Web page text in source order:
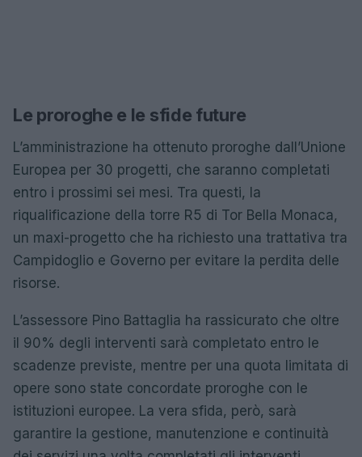
Le proroghe e le sfide future
L’amministrazione ha ottenuto proroghe dall’Unione
Europea per 30 progetti, che saranno completati
entro i prossimi sei mesi. Tra questi, la
riqualificazione della torre R5 di Tor Bella Monaca,
un maxi-progetto che ha richiesto una trattativa tra
Campidoglio e Governo per evitare la perdita delle
risorse.
L’assessore Pino Battaglia ha rassicurato che oltre
il 90% degli interventi sarà completato entro le
scadenze previste, mentre per una quota limitata di
opere sono state concordate proroghe con le
istituzioni europee. La vera sfida, però, sarà
garantire la gestione, manutenzione e continuità